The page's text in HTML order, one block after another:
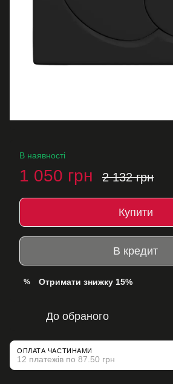
В наявності
1 050 грн 2 132 грн
Купити
В кредит
% Отримати знижку 15%
До обраного
ОПЛАТА ЧАСТИНАМИ
12 платежів по 87.50 грн